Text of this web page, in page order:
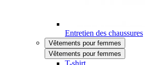
Entretien des chaussures
Vêtements pour femmes
Vêtements pour femmes
T-shirt